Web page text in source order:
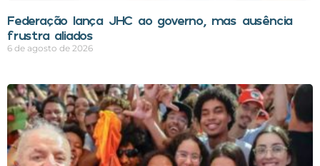
Federação lança JHC ao governo, mas ausência
frustra aliados
6 de agosto de 2026